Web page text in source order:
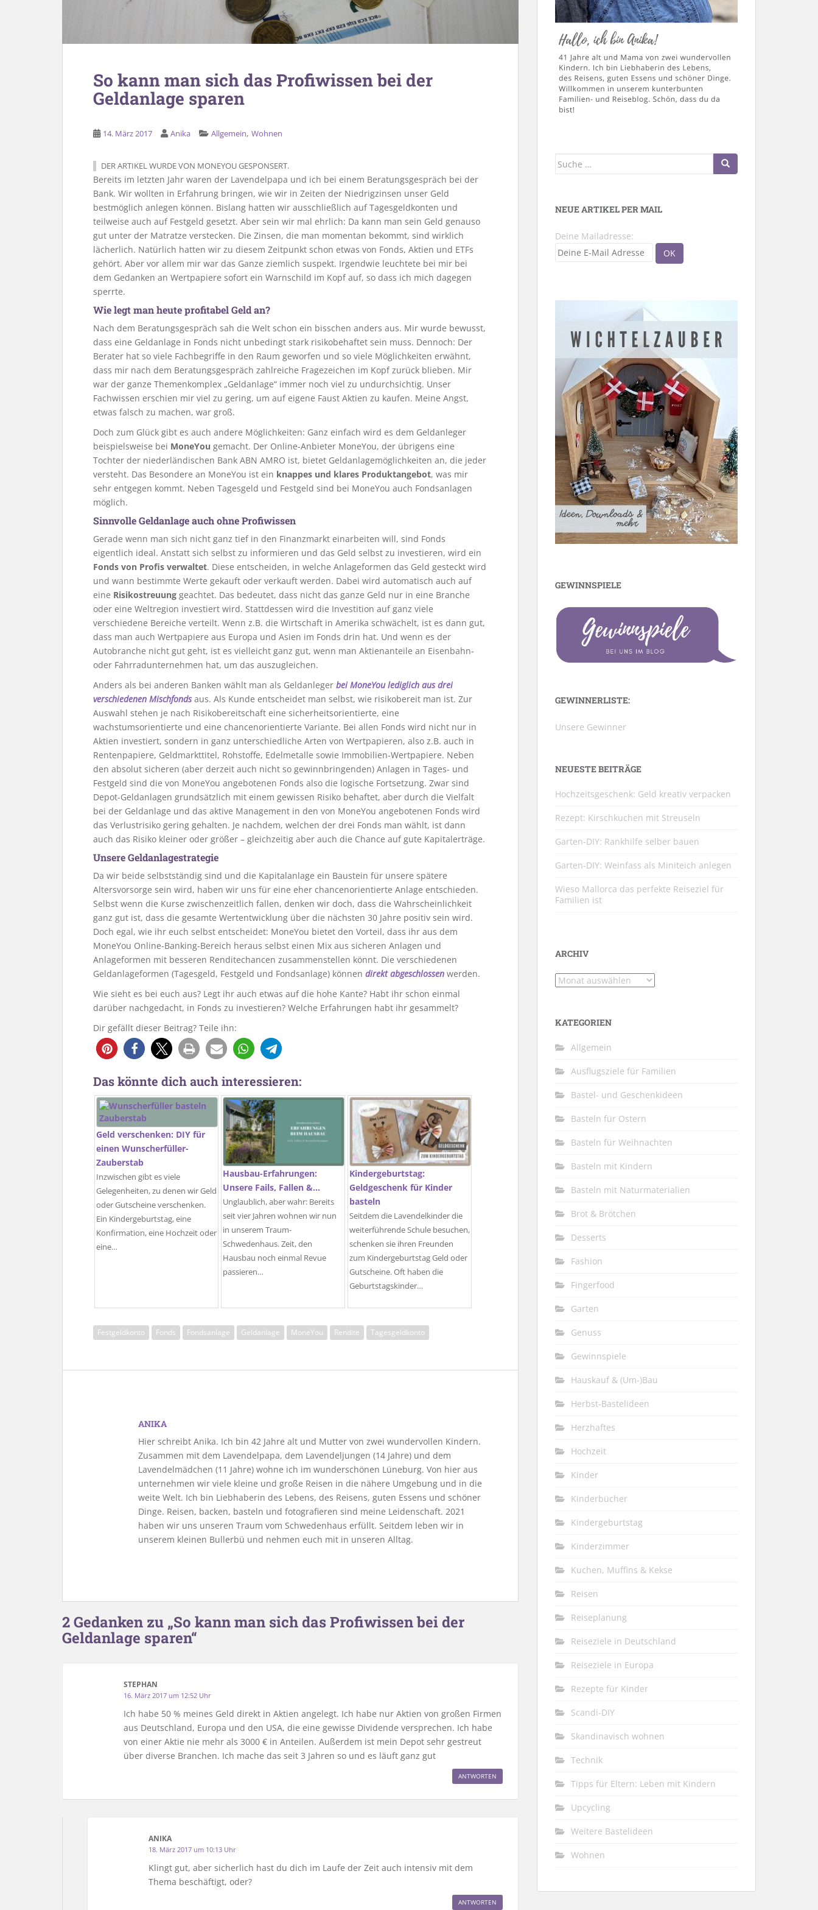
So kann man sich das Profiwissen bei der
Geldanlage sparen
14. März 2017 Anika Allgemein, Wohnen
DER ARTIKEL WURDE VON MONEYOU GESPONSERT.
Bereits im letzten Jahr waren der Lavendelpapa und ich bei einem Beratungsgespräch bei der
Bank. Wir wollten in Erfahrung bringen, wie wir in Zeiten der Niedrigzinsen unser Geld
bestmöglich anlegen können. Bislang hatten wir ausschließlich auf Tagesgeldkonten und
teilweise auch auf Festgeld gesetzt. Aber sein wir mal ehrlich: Da kann man sein Geld genauso
gut unter der Matratze verstecken. Die Zinsen, die man momentan bekommt, sind wirklich
lächerlich. Natürlich hatten wir zu diesem Zeitpunkt schon etwas von Fonds, Aktien und ETFs
gehört. Aber vor allem mir war das Ganze ziemlich suspekt. Irgendwie leuchtete bei mir bei
dem Gedanken an Wertpapiere sofort ein Warnschild im Kopf auf, so dass ich mich dagegen
sperrte.
Wie legt man heute profitabel Geld an?
Nach dem Beratungsgespräch sah die Welt schon ein bisschen anders aus. Mir wurde bewusst,
dass eine Geldanlage in Fonds nicht unbedingt stark risikobehaftet sein muss. Dennoch: Der
Berater hat so viele Fachbegriffe in den Raum geworfen und so viele Möglichkeiten erwähnt,
dass mir nach dem Beratungsgespräch zahlreiche Fragezeichen im Kopf zurück blieben. Mir
war der ganze Themenkomplex „Geldanlage“ immer noch viel zu undurchsichtig. Unser
Fachwissen erschien mir viel zu gering, um auf eigene Faust Aktien zu kaufen. Meine Angst,
etwas falsch zu machen, war groß.
Doch zum Glück gibt es auch andere Möglichkeiten: Ganz einfach wird es dem Geldanleger
beispielsweise bei MoneYou gemacht. Der Online-Anbieter MoneYou, der übrigens eine
Tochter der niederländischen Bank ABN AMRO ist, bietet Geldanlagemöglichkeiten an, die jeder
versteht. Das Besondere an MoneYou ist ein knappes und klares Produktangebot, was mir
sehr entgegen kommt. Neben Tagesgeld und Festgeld sind bei MoneYou auch Fondsanlagen
möglich.
Sinnvolle Geldanlage auch ohne Profiwissen
Gerade wenn man sich nicht ganz tief in den Finanzmarkt einarbeiten will, sind Fonds
eigentlich ideal. Anstatt sich selbst zu informieren und das Geld selbst zu investieren, wird ein
Fonds von Profis verwaltet. Diese entscheiden, in welche Anlageformen das Geld gesteckt wird
und wann bestimmte Werte gekauft oder verkauft werden. Dabei wird automatisch auch auf
eine Risikostreuung geachtet. Das bedeutet, dass nicht das ganze Geld nur in eine Branche
oder eine Weltregion investiert wird. Stattdessen wird die Investition auf ganz viele
verschiedene Bereiche verteilt. Wenn z.B. die Wirtschaft in Amerika schwächelt, ist es dann gut,
dass man auch Wertpapiere aus Europa und Asien im Fonds drin hat. Und wenn es der
Autobranche nicht gut geht, ist es vielleicht ganz gut, wenn man Aktienanteile an Eisenbahn-
oder Fahrradunternehmen hat, um das auszugleichen.
Anders als bei anderen Banken wählt man als Geldanleger bei MoneYou lediglich aus drei
verschiedenen Mischfondsaus. Als Kunde entscheidet man selbst, wie risikobereit man ist. Zur
Auswahl stehen je nach Risikobereitschaft eine sicherheitsorientierte, eine
wachstumsorientierte und eine chancenorientierte Variante. Bei allen Fonds wird nicht nur in
Aktien investiert, sondern in ganz unterschiedliche Arten von Wertpapieren, also z.B. auch in
Rentenpapiere, Geldmarkttitel, Rohstoffe, Edelmetalle sowie Immobilien-Wertpapiere. Neben
den absolut sicheren (aber derzeit auch nicht so gewinnbringenden) Anlagen in Tages- und
Festgeld sind die von MoneYou angebotenen Fonds also die logische Fortsetzung. Zwar sind
Depot-Geldanlagen grundsätzlich mit einem gewissen Risiko behaftet, aber durch die Vielfalt
bei der Geldanlage und das aktive Management in den von MoneYou angebotenen Fonds wird
das Verlustrisiko gering gehalten. Je nachdem, welchen der drei Fonds man wählt, ist dann
auch das Risiko kleiner oder größer – gleichzeitig aber auch die Chance auf gute Kapitalerträge.
Unsere Geldanlagestrategie
Da wir beide selbstständig sind und die Kapitalanlage ein Baustein für unsere spätere
Altersvorsorge sein wird, haben wir uns für eine eher chancenorientierte Anlage entschieden.
Selbst wenn die Kurse zwischenzeitlich fallen, denken wir doch, dass die Wahrscheinlichkeit
ganz gut ist, dass die gesamte Wertentwicklung über die nächsten 30 Jahre positiv sein wird.
Doch egal, wie ihr euch selbst entscheidet: MoneYou bietet den Vorteil, dass ihr aus dem
MoneYou Online-Banking-Bereich heraus selbst einen Mix aus sicheren Anlagen und
Anlageformen mit besseren Renditechancen zusammenstellen könnt. Die verschiedenen
Geldanlageformen (Tagesgeld, Festgeld und Fondsanlage) können direkt abgeschlossen werden.
Wie sieht es bei euch aus? Legt ihr auch etwas auf die hohe Kante? Habt ihr schon einmal
darüber nachgedacht, in Fonds zu investieren? Welche Erfahrungen habt ihr gesammelt?
Dir gefällt dieser Beitrag? Teile ihn:
3
Das könnte dich auch interessieren:
Geld verschenken: DIY für
einen Wunscherfüller-
Zauberstab
Inzwischen gibt es viele
Gelegenheiten, zu denen wir Geld
oder Gutscheine verschenken.
Ein Kindergeburtstag, eine
Konfirmation, eine Hochzeit oder
eine…
Hausbau-Erfahrungen:
Unsere Fails, Fallen &…
Unglaublich, aber wahr: Bereits
seit vier Jahren wohnen wir nun
in unserem Traum-
Schwedenhaus. Zeit, den
Hausbau noch einmal Revue
passieren…
Kindergeburtstag:
Geldgeschenk für Kinder
basteln
Seitdem die Lavendelkinder die
weiterführende Schule besuchen,
schenken sie ihren Freunden
zum Kindergeburtstag Geld oder
Gutscheine. Oft haben die
Geburtstagskinder…
Festgeldkonto Fonds Fondsanlage Geldanlage MoneYou Rendite Tagesgeldkonto
ANIKA
Hier schreibt Anika. Ich bin 42 Jahre alt und Mutter von zwei wundervollen Kindern.
Zusammen mit dem Lavendelpapa, dem Lavendeljungen (14 Jahre) und dem
Lavendelmädchen (11 Jahre) wohne ich im wunderschönen Lüneburg. Von hier aus
unternehmen wir viele kleine und große Reisen in die nähere Umgebung und in die
weite Welt. Ich bin Liebhaberin des Lebens, des Reisens, guten Essens und schöner
Dinge. Reisen, backen, basteln und fotografieren sind meine Leidenschaft. 2021
haben wir uns unseren Traum vom Schwedenhaus erfüllt. Seitdem leben wir in
unserem kleinen Bullerbü und nehmen euch mit in unseren Alltag.
2 Gedanken zu „So kann man sich das Profiwissen bei der
Geldanlage sparen“
STEPHAN
16. März 2017 um 12:52 Uhr
Ich habe 50 % meines Geld direkt in Aktien angelegt. Ich habe nur Aktien von großen Firmen
aus Deutschland, Europa und den USA, die eine gewisse Dividende versprechen. Ich habe
von einer Aktie nie mehr als 3000 € in Anteilen. Außerdem ist mein Depot sehr gestreut
über diverse Branchen. Ich mache das seit 3 Jahren so und es läuft ganz gut
ANTWORTEN
ANIKA
18. März 2017 um 10:13 Uhr
Klingt gut, aber sicherlich hast du dich im Laufe der Zeit auch intensiv mit dem
Thema beschäftigt, oder?
ANTWORTEN
Suche
NEUE ARTIKEL PER MAIL
Deine Mailadresse:
GEWINNSPIELE
GEWINNERLISTE:
Unsere Gewinner
NEUESTE BEITRÄGE
Hochzeitsgeschenk: Geld kreativ verpacken
Rezept: Kirschkuchen mit Streuseln
Garten-DIY: Rankhilfe selber bauen
Garten-DIY: Weinfass als Miniteich anlegen
Wieso Mallorca das perfekte Reiseziel für
Familien ist
ARCHIV
Archiv
KATEGORIEN
Allgemein
Ausflugsziele für Familien
Bastel- und Geschenkideen
Basteln für Ostern
Basteln für Weihnachten
Basteln mit Kindern
Basteln mit Naturmaterialien
Brot & Brötchen
Desserts
Fashion
Fingerfood
Garten
Genuss
Gewinnspiele
Hauskauf & (Um-)Bau
Herbst-Bastelideen
Herzhaftes
Hochzeit
Kinder
Kinderbücher
Kindergeburtstag
Kinderzimmer
Kuchen, Muffins & Kekse
Reisen
Reiseplanung
Reiseziele in Deutschland
Reiseziele in Europa
Rezepte für Kinder
Scandi-DIY
Skandinavisch wohnen
Technik
Tipps für Eltern: Leben mit Kindern
Upcycling
Weitere Bastelideen
Wohnen